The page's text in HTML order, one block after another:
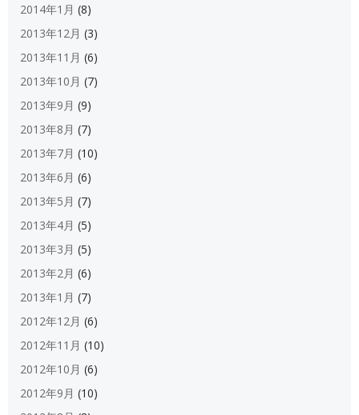
2014年1月 (8)
2013年12月 (3)
2013年11月 (6)
2013年10月 (7)
2013年9月 (9)
2013年8月 (7)
2013年7月 (10)
2013年6月 (6)
2013年5月 (7)
2013年4月 (5)
2013年3月 (5)
2013年2月 (6)
2013年1月 (7)
2012年12月 (6)
2012年11月 (10)
2012年10月 (6)
2012年9月 (10)